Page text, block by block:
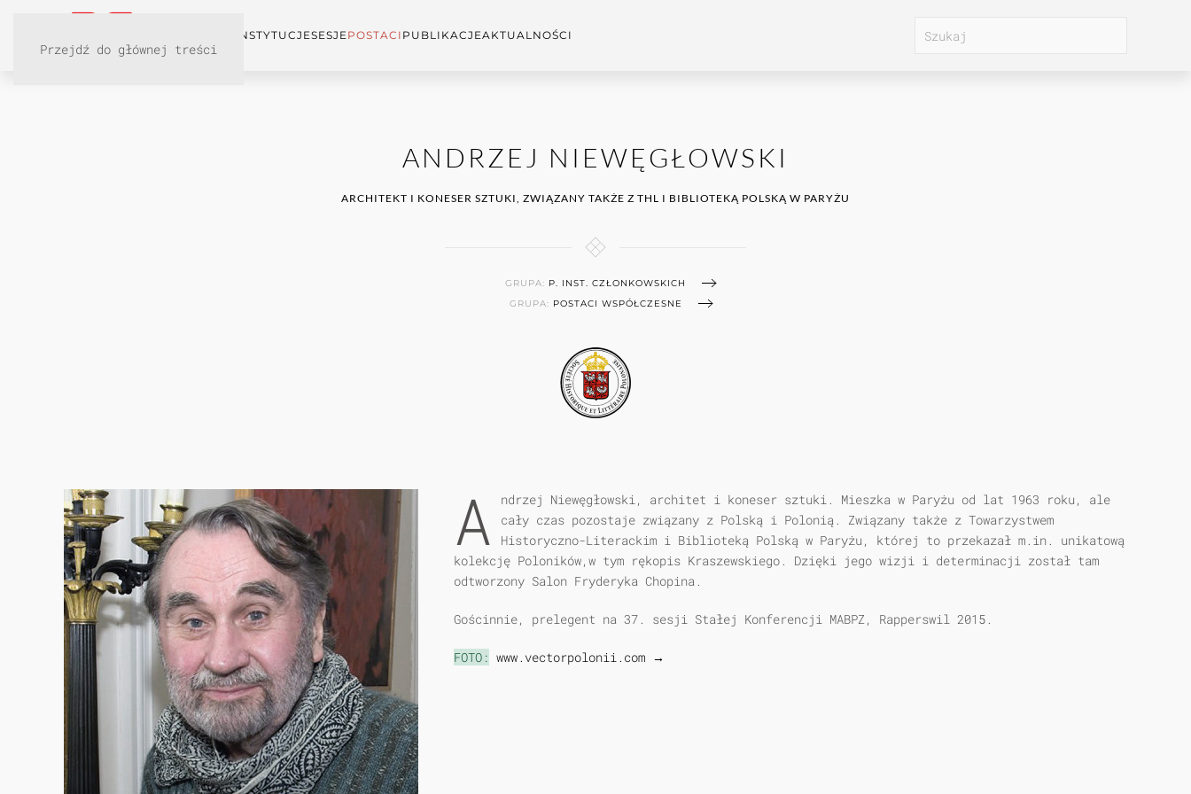
Przejdź do głównej treści
INSTYTUCJESESJEPOSTACI PUBLIKACJEAKTUALNOŚCI
ANDRZEJ NIEWĘGŁOWSKI
ARCHITEKT I KONESER SZTUKI, ZWIĄZANY TAKŻE Z THL I BIBLIOTEKĄ POLSKĄ W PARYŻU
GRUPA: P. INST. CZŁONKOWSKICH
GRUPA: POSTACI WSPÓŁCZESNE
A
ndrzej Niewęgłowski, architet i koneser sztuki. Mieszka w Paryżu od lat 1963 roku, ale
cały czas pozostaje związany z Polską i Polonią. Związany także z Towarzystwem
Historyczno-Literackim i Biblioteką Polską w Paryżu, której to przekazał m.in. unikatową
kolekcję Poloników,w tym rękopis Kraszewskiego. Dzięki jego wizji i determinacji został tam
odtworzony Salon Fryderyka Chopina.
Gościnnie, prelegent na 37. sesji Stałej Konferencji MABPZ, Rapperswil 2015.
FOTO: www.vectorpolonii.com →